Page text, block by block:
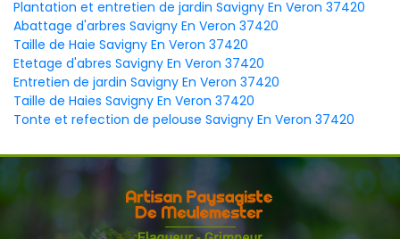
Plantation et entretien de jardin Savigny En Veron 37420
Abattage d'arbres Savigny En Veron 37420
Taille de Haie Savigny En Veron 37420
Etetage d'abres Savigny En Veron 37420
Entretien de jardin Savigny En Veron 37420
Taille de Haies Savigny En Veron 37420
Tonte et refection de pelouse Savigny En Veron 37420